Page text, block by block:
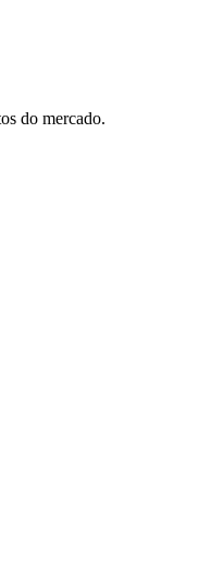
do mercado.